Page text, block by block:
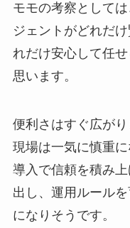
モモの考察として
ジェントがどれだ
れだけ安心して任
思います。
便利さはすぐ広が
現場は一気に慎重
導入で信頼を積み
出し、運用ルール
になりそうです。